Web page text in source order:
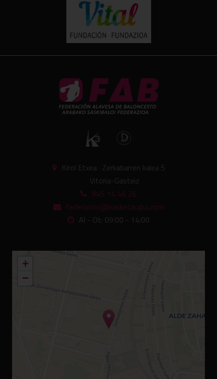
Kirol Etxea · Zerkabarren kalea 5
Vitoria-Gasteiz
945 14 46 26
federacion@basketaraba.com
Al - Ot: 09:00 - 14:00
+
−